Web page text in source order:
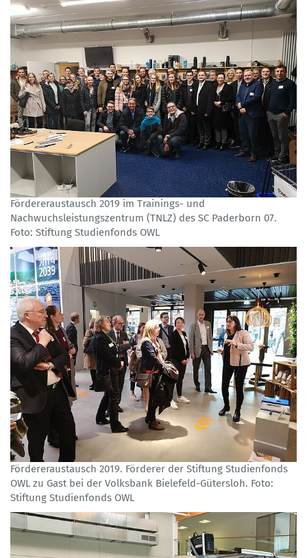
Fördereraustausch 2019 im Trainings- und
Nachwuchsleistungszentrum (TNLZ) des SC Paderborn 07.
Foto: Stiftung Studienfonds OWL
Fördereraustausch 2019. Förderer der Stiftung Studienfonds
OWL zu Gast bei der Volksbank Bielefeld-Gütersloh. Foto:
Stiftung Studienfonds OWL